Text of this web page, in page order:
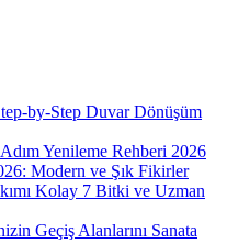
by-Step Duvar Dönüşüm
Yenileme Rehberi 2026
Modern ve Şık Fikirler
Kolay 7 Bitki ve Uzman
Geçiş Alanlarını Sanata